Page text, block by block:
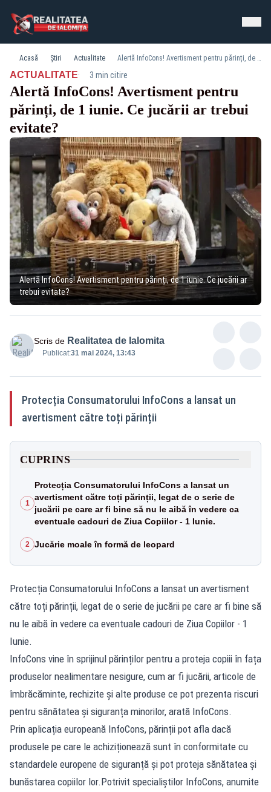
Acasă Știri Actualitate Alertă InfoCons! Avertisment pentru părinți, de 1 iunie. Ce jucării ar trebui evitate?
ACTUALITATE· 3 min citire
Alertă InfoCons! Avertisment pentru
părinți, de 1 iunie. Ce jucării ar trebui
evitate?
Alertă InfoCons! Avertisment pentru părinți, de 1 iunie. Ce jucării ar
trebui evitate?
Scris de Realitatea de Ialomita
Publicat:31 mai 2024, 13:43
Protecția Consumatorului InfoCons a lansat un
avertisment către toți părinții
CUPRINS
1
Protecția Consumatorului InfoCons a lansat un
avertisment către toți părinții, legat de o serie de
jucării pe care ar fi bine să nu le aibă în vedere ca
eventuale cadouri de Ziua Copiilor - 1 Iunie.
2 Jucărie moale în formă de leopard
Protecția Consumatorului InfoCons a lansat un avertisment
către toți părinții, legat de o serie de jucării pe care ar fi bine să
nu le aibă în vedere ca eventuale cadouri de Ziua Copiilor - 1
Iunie.
InfoCons vine în sprijinul părinților pentru a proteja copiii în fața
produselor nealimentare nesigure, cum ar fi jucării, articole de
îmbrăcăminte, rechizite și alte produse ce pot prezenta riscuri
pentru sănătatea și siguranța minorilor, arată InfoCons.
Prin aplicația europeană InfoCons, părinții pot afla dacă
produsele pe care le achiziționează sunt în conformitate cu
standardele europene de siguranță și pot proteja sănătatea și
bunăstarea copiilor lor.Potrivit specialiștilor InfoCons, anumite